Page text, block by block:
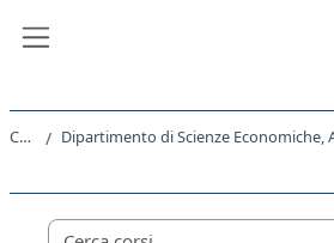
Corsi
Categorie di corso